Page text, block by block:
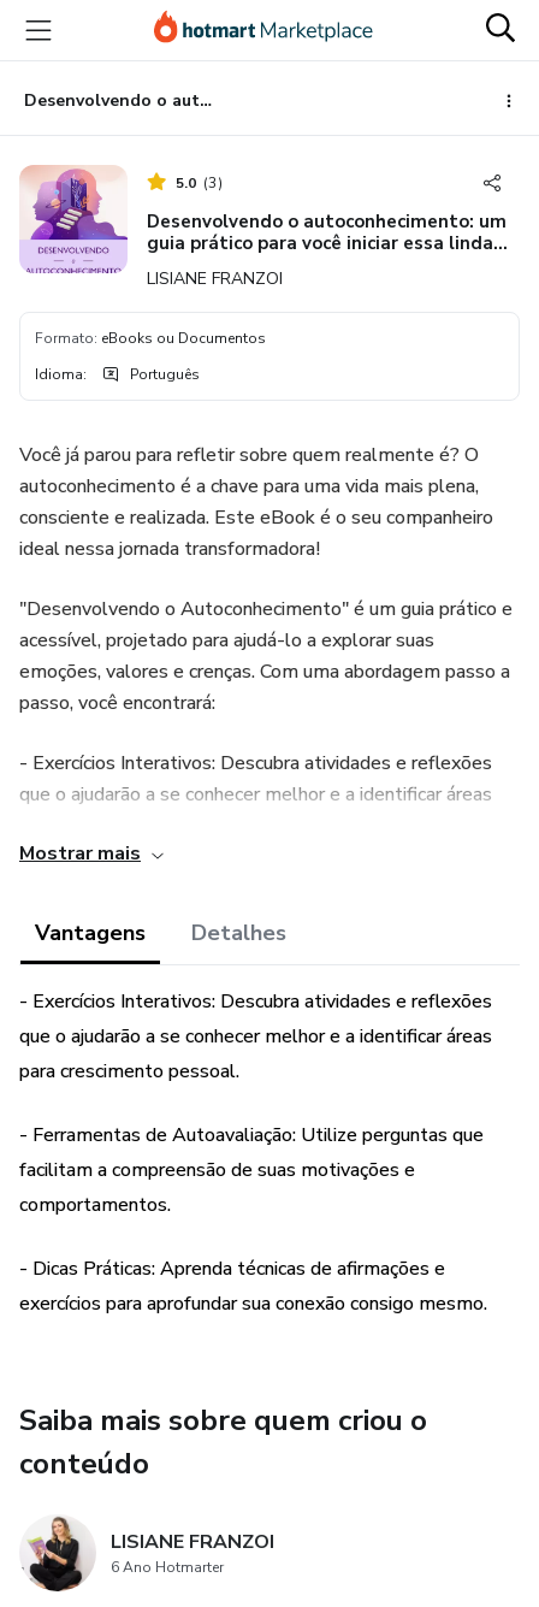
para
conteúdo
principal
para
pagamento
para
rodapé
Desenvolvendo o autoconhecimento: um guia prático para você iniciar essa linda jornada
5.0 (3)
Desenvolvendo o autoconhecimento: um
guia prático para você iniciar essa linda
LISIANE FRANZOI
Formato: eBooks ou Documentos
Idioma: Português
Você já parou para refletir sobre quem realmente é? O
autoconhecimento é a chave para uma vida mais plena,
consciente e realizada. Este eBook é o seu companheiro
ideal nessa jornada transformadora!
"Desenvolvendo o Autoconhecimento" é um guia prático e
acessível, projetado para ajudá-lo a explorar suas
emoções, valores e crenças. Com uma abordagem passo a
passo, você encontrará:
- Exercícios Interativos: Descubra atividades e reflexões
que o ajudarão a se conhecer melhor e a identificar áreas
comportamentos.
- Dicas Práticas: Aprenda técnicas de afirmações e
exercícios para aprofundar sua conexão consigo mesmo.
alguma experiência, este eBook é uma fonte valiosa de
insights e práticas que o guiarão em direção a uma vida
mais autêntica e significativa.
Inicie sua jornada de autoconhecimento hoje mesmo!
Transforme sua relação consigo mesmo e descubra o
potencial ilimitado que existe dentro de você. Adquira já o
Mostrar mais
Vantagens Detalhes
- Exercícios Interativos: Descubra atividades e reflexões
que o ajudarão a se conhecer melhor e a identificar áreas
para crescimento pessoal.
- Ferramentas de Autoavaliação: Utilize perguntas que
facilitam a compreensão de suas motivações e
comportamentos.
- Dicas Práticas: Aprenda técnicas de afirmações e
exercícios para aprofundar sua conexão consigo mesmo.
Saiba mais sobre quem criou o
conteúdo
LISIANE FRANZOI
6 Ano Hotmarter